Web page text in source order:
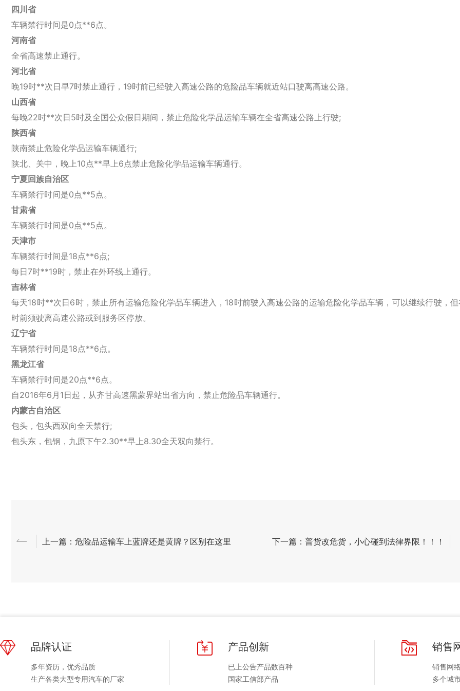
四川省
车辆禁行时间是0点**6点。
河南省
全省高速禁止通行。
河北省
晚19时**次日早7时禁止通行，19时前已经驶入高速公路的危险品车辆就近站口驶离高速公路。
山西省
每晚22时**次日5时及全国公众假日期间，禁止危险化学品运输车辆在全省高速公路上行驶;
陕西省
陕南禁止危险化学品运输车辆通行;
陕北、关中，晚上10点**早上6点禁止危险化学品运输车辆通行。
宁夏回族自治区
车辆禁行时间是0点**5点。
甘肃省
车辆禁行时间是0点**5点。
天津市
车辆禁行时间是18点**6点;
每日7时**19时，禁止在外环线上通行。
吉林省
每天18时**次日6时，禁止所有运输危险化学品车辆进入，18时前驶入高速公路的运输危险化学品车辆，可以继续行驶，
时前须驶离高速公路或到服务区停放。
辽宁省
车辆禁行时间是18点**6点。
黑龙江省
车辆禁行时间是20点**6点。
自2016年6月1日起，从齐甘高速黑蒙界站出省方向，禁止危险品车辆通行。
内蒙古自治区
包头，包头西双向全天禁行;
包头东，包钢，九原下午2.30**早上8.30全天双向禁行。
上一篇：危险品运输车上蓝牌还是黄牌？区别在这里 下一篇：普货改危货，小心碰到法律界限！！！
品牌认证
多年资历，优秀品质
生产各类大型专用汽车的厂家
产品创新
已上公告产品数百种
国家工信部产品
销售
销售网
多个城